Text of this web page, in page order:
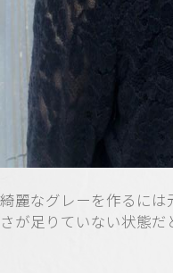
綺麗なグレーを作るに
さが足りていない状態